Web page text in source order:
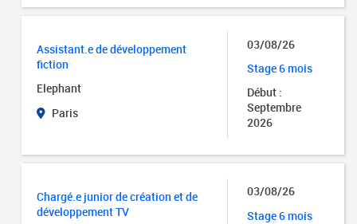
Assistant.e de développement
fiction
Elephant
Paris
03/08/26
Stage 6 mois
Début :
Septembre
2026
Chargé.e junior de création et de
développement TV
03/08/26
Stage 6 mois